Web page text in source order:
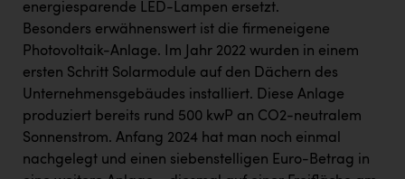
energiesparende LED-Lampen ersetzt.
Besonders erwähnenswert ist die firmeneigene
Photovoltaik-Anlage. Im Jahr 2022 wurden in einem
ersten Schritt Solarmodule auf den Dächern des
Unternehmensgebäudes installiert. Diese Anlage
produziert bereits rund 500 kwP an CO2-neutralem
Sonnenstrom. Anfang 2024 hat man noch einmal
nachgelegt und einen siebenstelligen Euro-Betrag in